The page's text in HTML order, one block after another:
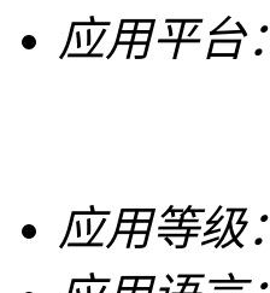
应用平台：
应用等级：